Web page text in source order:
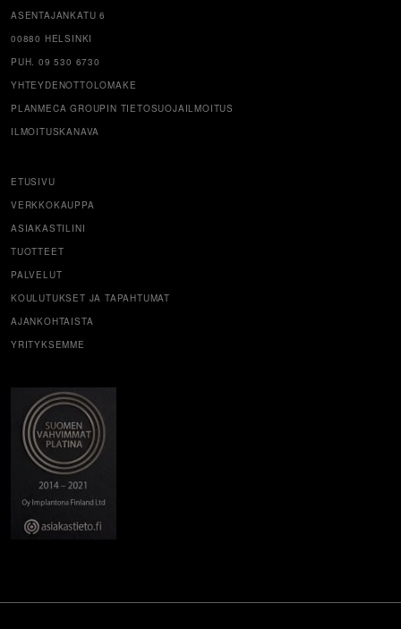
ASENTAJANKATU 6
00880 HELSINKI
PUH. 09 530 6730
YHTEYDENOTTOLOMAKE
PLANMECA GROUPIN TIETOSUOJAILMOITUS
ILMOITUSKANAVA
ETUSIVU
VERKKOKAUPPA
ASIAKASTILINI
TUOTTEET
PALVELUT
KOULUTUKSET JA TAPAHTUMAT
AJANKOHTAISTA
YRITYKSEMME